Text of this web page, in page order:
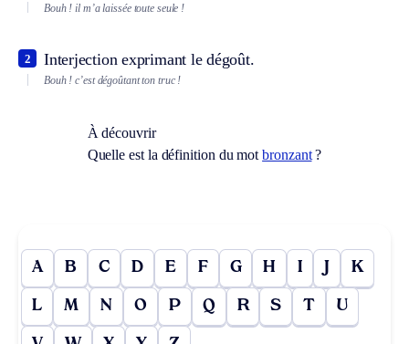
Bouh ! il m’a laissée toute seule !
Interjection exprimant le dégoût.
2
Bouh ! c’est dégoûtant ton truc !
À découvrir
Quelle est la définition du motbronzant?
A B C D E F G H I J K
L M N O P Q R S T U